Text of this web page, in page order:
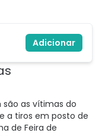
Adicionar
são as vítimas do
a tiros em posto de
de Feira de